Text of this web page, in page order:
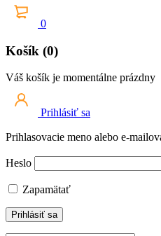
0
Košík (0)
Váš košík je momentálne prázdny
Prihlásiť sa
Prihlasovacie meno alebo e-
Heslo
Zapamätať